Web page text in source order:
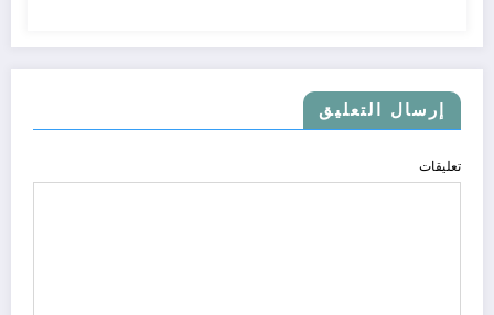
إرسال التعليق
تعليقات